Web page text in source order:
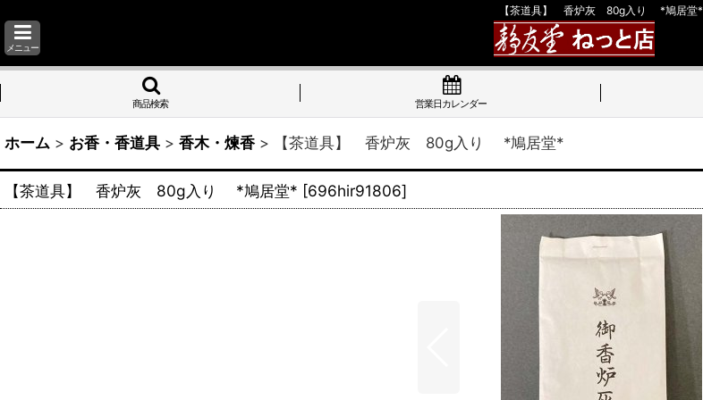
【茶道具】 香炉灰 80g入り *鳩居堂*
メニュー
商品検索 営業日カレンダー
ホーム > お香・香道具 > 香木・煉香 > 【茶道具】 香炉灰 80g入り *鳩居堂*
【茶道具】 香炉灰 80g入り *鳩居堂* [696hir91806]